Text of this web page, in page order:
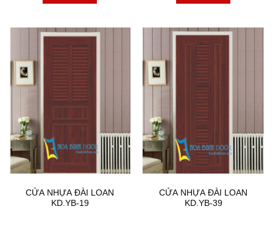
CỬA NHỰA ĐÀI LOAN
KD.YB-19
CỬA NHỰA ĐÀI LOAN
KD.YB-39